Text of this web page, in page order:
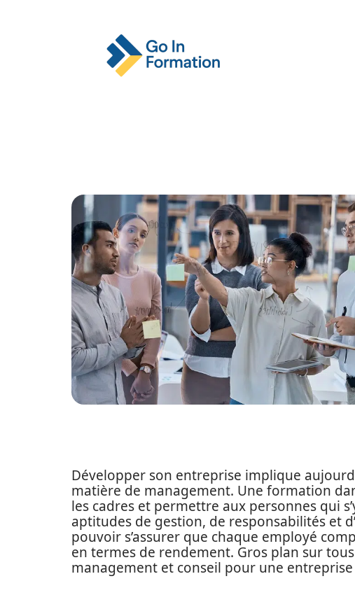
Développer son entreprise implique
matière de management. Une formation
les cadres et permettre aux personnes qui
aptitudes de gestion, de responsabilités et
pouvoir s’assurer que chaque employé
en termes de rendement. Gros plan sur
management et conseil pour une entreprise